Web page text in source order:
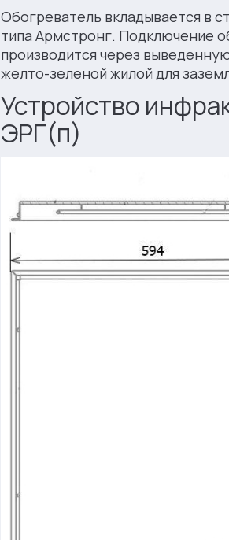
Oбoгрeвaтeль вкладывается в
типа Армстронг. Подключение
производится через
желто-зеленой жилой для
Устройство
ЭРГ(п)